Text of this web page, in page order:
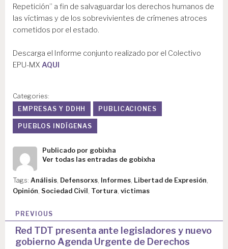
Repetición” a fin de salvaguardar los derechos humanos de
las víctimas y de los sobrevivientes de crímenes atroces
cometidos por el estado.
Descarga el Informe conjunto realizado por el Colectivo
EPU-MX AQUI
Categories:
EMPRESAS Y DDHH
PUBLICACIONES
PUEBLOS INDÍGENAS
Publicado por gobixha
Ver todas las entradas de gobixha
Tags: Análisis, Defensorxs, Informes, Libertad de Expresión,
Opinión, Sociedad Civil , Tortura, víctimas
NPREVIOUS
Red TDT presenta ante legisladores y nuevo
gobierno Agenda Urgente de Derechos